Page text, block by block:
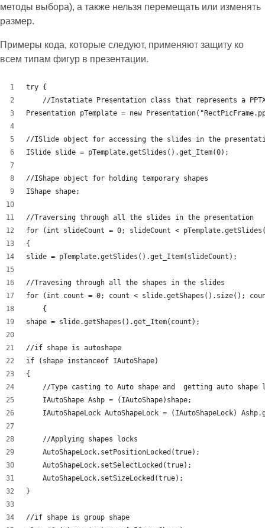
методы выбора), а также нельзя перемещать или изменять
размер.
Примеры кода, которые следуют, применяют защиту ко
всем типам фигур в презентации.
try {
//Instatiate Presentation class that represents a
Presentation pTemplate = new
//ISlide object for accessing the slides in the
ISlide slide = pTemplate.getSlides().get_Item(0);
//IShape object for holding temporary shapes
IShape shape;
//Traversing through all the slides in the presentation
for (int slideCount = 0; slideCount <
{
slide = pTemplate.getSlides().get_Item(slideCount);
//Travesing through all the shapes in the slides
for (int count = 0; count < slide.getShapes().size();
    {
shape = slide.getShapes().get_Item(count);
//if shape is autoshape
if (shape instanceof IAutoShape)
{
//Type casting to Auto shape and  getting auto shape
    IAutoShape Ashp = (IAutoShape)shape;
IAutoShapeLock AutoShapeLock = (IAutoShapeLock)
    //Applying shapes locks
    AutoShapeLock.setPositionLocked(true);
    AutoShapeLock.setSelectLocked(true);
    AutoShapeLock.setSizeLocked(true);
}
//if shape is group shape